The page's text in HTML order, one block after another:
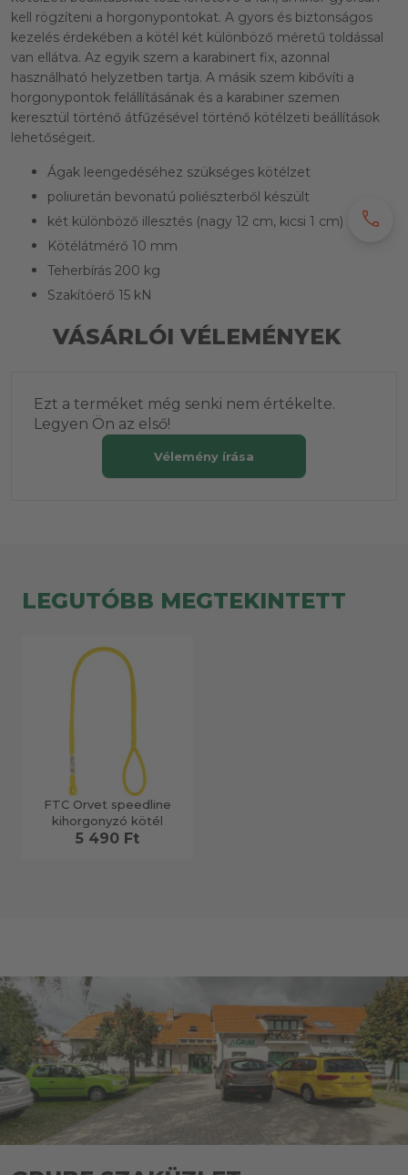
kell rögzíteni a horgonypontokat. A gyors és biztonságos
kezelés érdekében a kötél két különböző méretű toldással
van ellátva. Az egyik szem a karabinert fix, azonnal
használható helyzetben tartja. A másik szem kibővíti a
horgonypontok felállításának és a karabiner szemen
keresztül történő átfűzésével történő kötélzeti beállítások
lehetőségeit.
Ágak leengedéséhez szükséges kötélzet
poliuretán bevonatú poliészterből készült
két különböző illesztés (nagy 12 cm, kicsi 1 cm)
Kötélátmérő 10 mm
Teherbírás 200 kg
Szakítóerő 15 kN
VÁSÁRLÓI VÉLEMÉNYEK
Ezt a terméket még senki nem értékelte.
Legyen Ön az első!
Vélemény írása
LEGUTÓBB MEGTEKINTETT
FTC Orvet speedline
kihorgonyzó kötél
5 490 Ft
call